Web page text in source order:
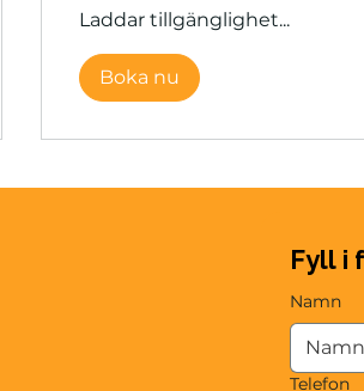
Laddar tillgänglighet...
Boka nu
Fyll i
Namn
Telefon